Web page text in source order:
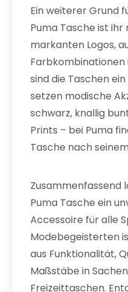
Ein weiterer Grund
Puma Tasche ist ihr
markanten Logos,
Farbkombinationen
sind die Taschen
setzen modische
schwarz, knallig
Prints – bei Puma
Tasche nach
Zusammenfassend
Puma Tasche ein
Accessoire für alle
Modebegeisterten
aus Funktionalität,
Maßstäbe in
Freizeittaschen.